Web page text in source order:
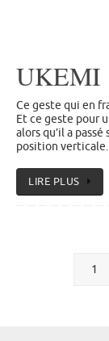
UKEMI
Ce geste qui en
Et ce geste pour
alors qu’il a
position
LIRE PLUS
1